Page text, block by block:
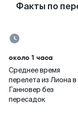
Факты по
около 1 часа
Среднее время
перелета из Лиона в
Ганновер без
пересадок